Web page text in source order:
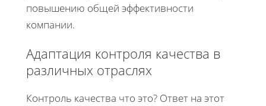
повышению общей эффективности
компании.
Адаптация контроля качества в
различных отраслях
Контроль качества что это? Ответ на этот